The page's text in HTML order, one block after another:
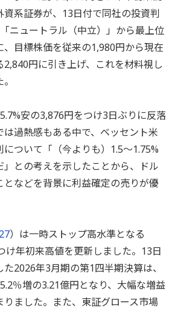
系証券が、13日付で同社の投資判
ニュートラル（中立）」から最上位
目標株価を従来の1,980円から現在
円に引き上げ、これを材料視し
安の3,876円をつけ3日ぶりに反落
は過熱感もある中で、ベッセント米
ついて「（今よりも）1.5～1.75%
との考えを示したことから、ドル
などを背景に利益確定の売りが優
）は一時ストップ高水準となる
け年初来高値を更新しました。13日
2026年3月期の第1四半期決算は、
％増の3.21億円となり、大幅な増益
ました。また、東証グロース市場